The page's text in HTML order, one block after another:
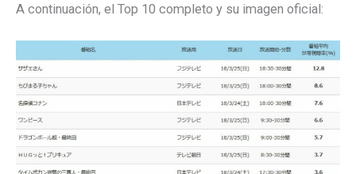
A continuación, el Top 10 completo y su imagen oficial: